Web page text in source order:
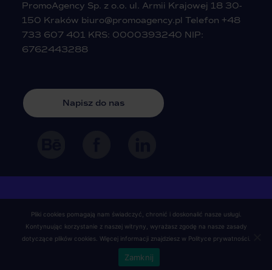
PromoAgency Sp. z o.o. ul. Armii Krajowej 18 30-
150 Kraków biuro@promoagency.pl Telefon +48
733 607 401 KRS: 0000393240 NIP:
6762443288
Napisz do nas
© 2023 PromoAgencyAgencja ReklamowaAll rights
reserved
Pliki cookies pomagają nam świadczyć, chronić i doskonalić nasze usługi.
Kontynuując korzystanie z naszej witryny, wyrażasz zgodę na nasze zasady
dotyczące plików cookies. Więcej informacji znajdziesz w Polityce prywatności.
Zamknij